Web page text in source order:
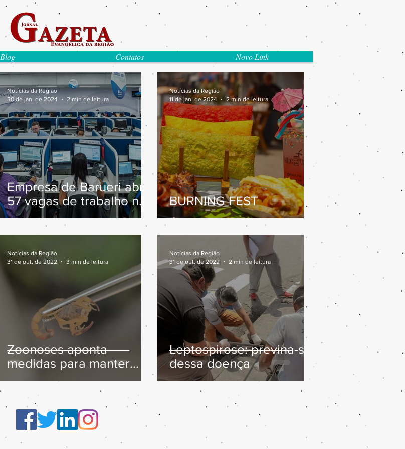
Blog Contatos Novo Link
Empresa de Barueri abre
57 vagas de trabalho na
área de atendimento
Notícias da Região
30 de jan. de 2024
2 min de leitura
BURNING FEST
Notícias da Região
11 de jan. de 2024
2 min de leitura
Zoonoses aponta
medidas para manter
escorpiões longe de
Notícias da Região
31 de out. de 2022
3 min de leitura
Leptospirose: previna-se
dessa doença
Notícias da Região
31 de out. de 2022
2 min de leitura